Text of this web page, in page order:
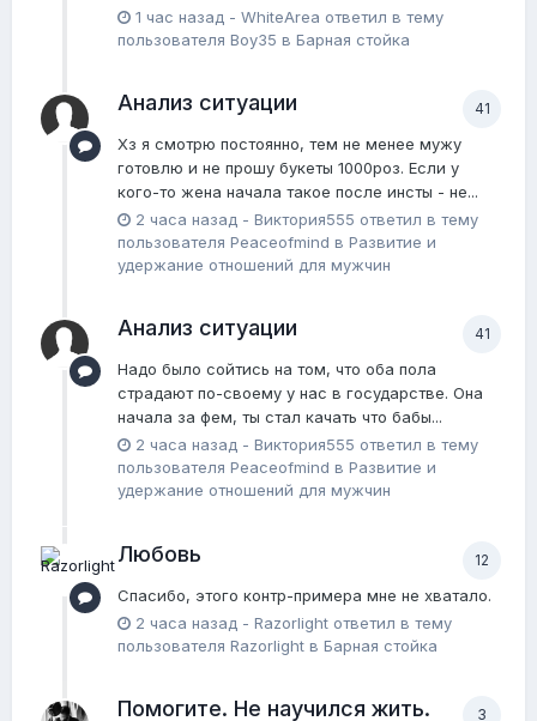
1 час назад - WhiteArea ответил в тему
пользователя Boy35 в Барная стойка
41
Анализ ситуации
Хз я смотрю постоянно, тем не менее мужу
готовлю и не прошу букеты 1000роз. Если у
кого-то жена начала такое после инсты - не...
2 часа назад - Виктория555 ответил в тему
пользователя Peaceofmind в Pазвитие и
удержание отношений для мужчин
41
Анализ ситуации
Надо было сойтись на том, что оба пола
страдают по-своему у нас в государстве. Она
начала за фем, ты стал качать что бабы...
2 часа назад - Виктория555 ответил в тему
пользователя Peaceofmind в Pазвитие и
удержание отношений для мужчин
12
Любовь
Спасибо, этого контр-примера мне не хватало.
2 часа назад - Razorlight ответил в тему
пользователя Razorlight в Барная стойка
3
Помогите. Не научился жить.